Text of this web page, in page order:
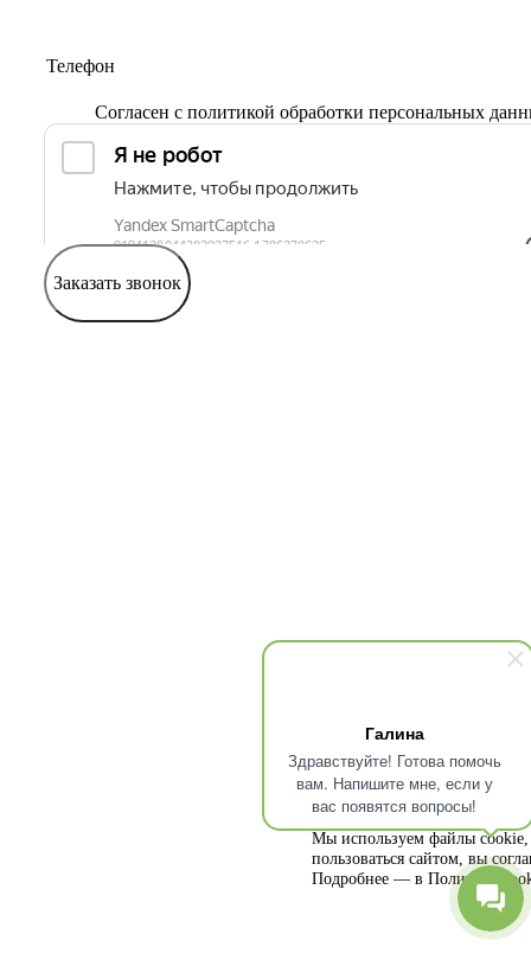
Галина
Здравствуйте! Готова помочь
вам. Напишите мне, если у
вас появятся вопросы!
Мы используем файлы cookie,
пользоваться сайтом, вы
Подробнее — в Политике
Согласен с политикой обработки персональных
Заказать звонок